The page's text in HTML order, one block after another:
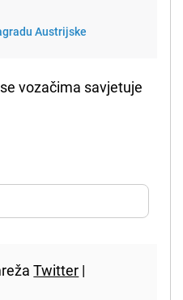
Austrijske
vozačima savjetuje
Twitter |